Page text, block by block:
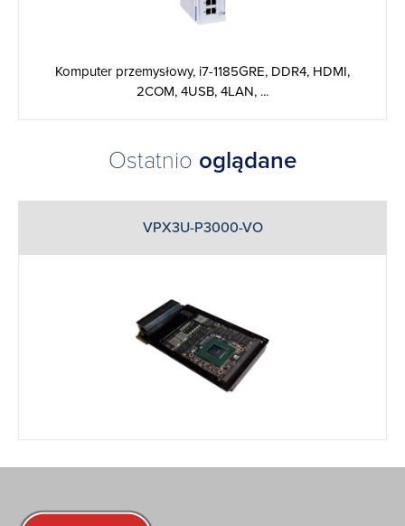
Komputer przemysłowy, i7-1185GRE, DDR4, HDMI,
2COM, 4USB, 4LAN, ...
Ostatnio oglądane
VPX3U-P3000-VO